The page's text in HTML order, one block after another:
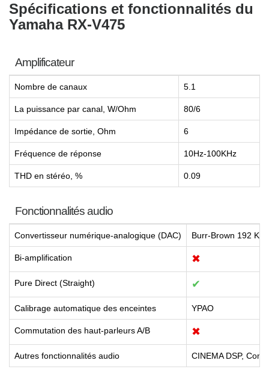
Spécifications et fonctionnalités du
Yamaha RX-V475
Amplificateur
Nombre de canaux 5.1
La puissance par canal, W/Ohm 80/6
Impédance de sortie, Ohm 6
Fréquence de réponse 10Hz-100KHz
THD en stéréo, % 0.09
Fonctionnalités audio
Convertisseur numérique-analogique (DAC) Burr-Brown 192
Bi-amplification ✖
Pure Direct (Straight) ✔
Calibrage automatique des enceintes YPAO
Commutation des haut-parleurs A/B ✖
Autres fonctionnalités audio CINEMA DSP,